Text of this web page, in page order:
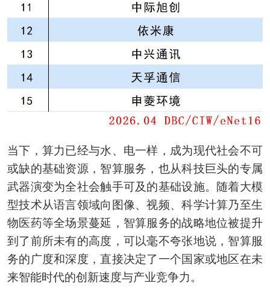
当下，算力已经与水、电一样，成为现代社会不可
或缺的基础资源，智算服务，也从科技巨头的专属
武器演变为全社会触手可及的基础设施。随着大模
型技术从语言领域向图像、视频、科学计算乃至生
物医药等全场景蔓延，智算服务的战略地位被提升
到了前所未有的高度，可以毫不夸张地说，智算服
务的广度和深度，直接决定了一个国家或地区在未
来智能时代的创新速度与产业竞争力。